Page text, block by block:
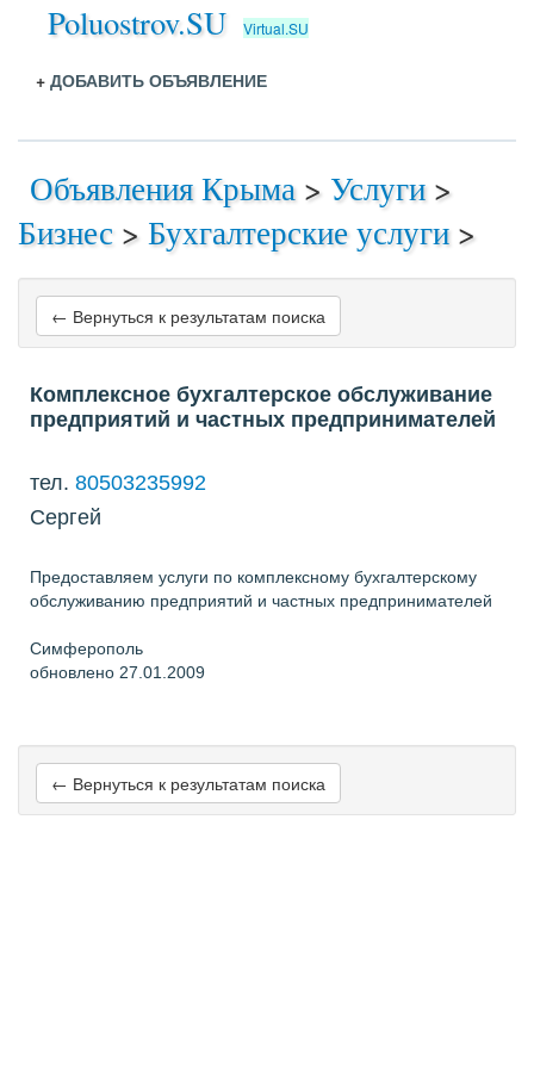
Poluostrov.SU Virtual.SU
+ ДОБАВИТЬ ОБЪЯВЛЕНИЕ
Объявления Крыма > Услуги >
Бизнес > Бухгалтерские услуги >
← Вернуться к результатам поиска
Комплексное бухгалтерское обслуживание
предприятий и частных предпринимателей
тел. 80503235992
Сергей
Предоставляем услуги по комплексному бухгалтерскому
обслуживанию предприятий и частных предпринимателей
Симферополь
обновлено 27.01.2009
← Вернуться к результатам поиска